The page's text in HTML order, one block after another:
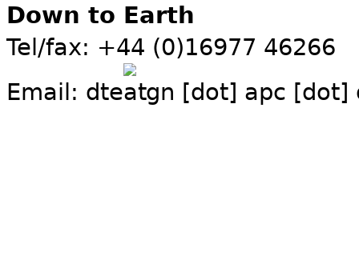
Down to Earth
Tel/fax: +44 (0)16977 46266
Email: dte gn [dot] apc [dot]